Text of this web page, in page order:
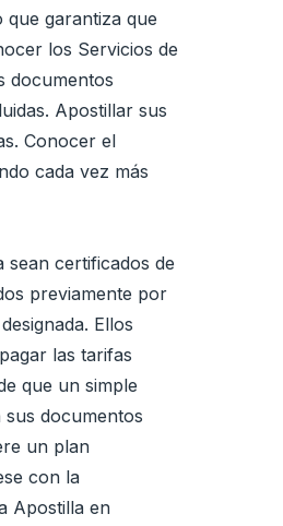
garantiza que
los Servicios de
documentos
Apostillar sus
Conocer el
cada vez más
certificados de
previamente por
Ellos
las tarifas
que un simple
documentos
un plan
con la
Apostilla en